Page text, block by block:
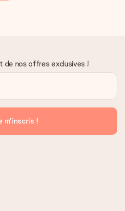
de nos offres exclusives !
m'inscris !